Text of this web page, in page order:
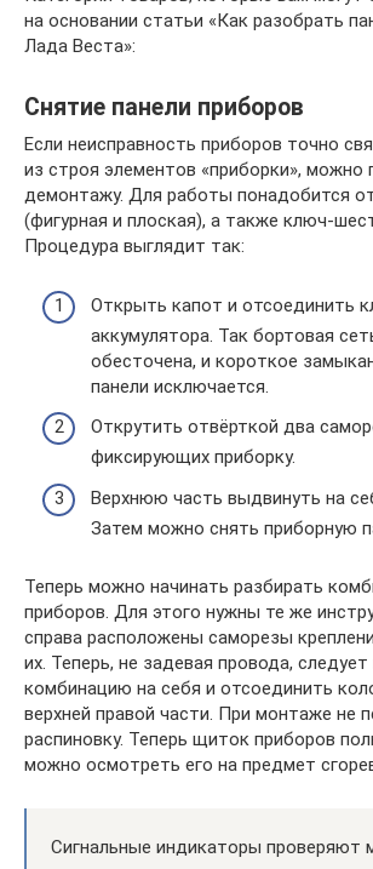
на основании статьи «Как разобрать
Лада Веста»:
Снятие панели приборов
Если неисправность приборов точно
из строя элементов «приборки», можно
демонтажу. Для работы понадобится
(фигурная и плоская), а также ключ-
Процедура выглядит так:
Открыть капот и отсоединить
аккумулятора. Так бортовая
обесточена, и короткое
панели исключается.
Открутить отвёрткой два
фиксирующих приборку.
Верхнюю часть выдвинуть на
Затем можно снять приборную
Теперь можно начинать разбирать
приборов. Для этого нужны те же
справа расположены саморезы
их. Теперь, не задевая провода,
комбинацию на себя и отсоединить
верхней правой части. При монтаже не
распиновку. Теперь щиток приборов
можно осмотреть его на предмет
Сигнальные индикаторы проверяют